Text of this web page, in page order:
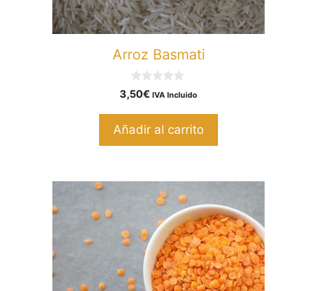
Arroz Basmati
0
d
3,50€ IVA Incluido
Añadir al carrito